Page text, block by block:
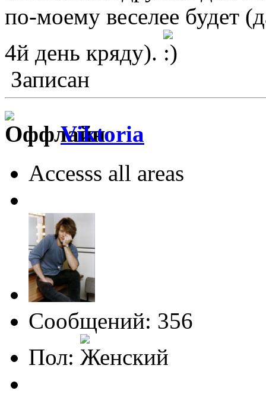
по-моему веселее будет
4й день кряду).
Записан
Viktoria
Accesss all areas
Сообщений: 356
Пол: